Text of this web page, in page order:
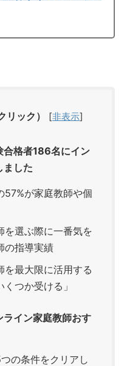
リック） [非表示]
合格者186名にイン
ました
57%が家庭教師や個
を選ぶ際に一番気を
の指導実績
を最大限に活用する
つか受ける」
ライン家庭教師おす
の条件をクリアし